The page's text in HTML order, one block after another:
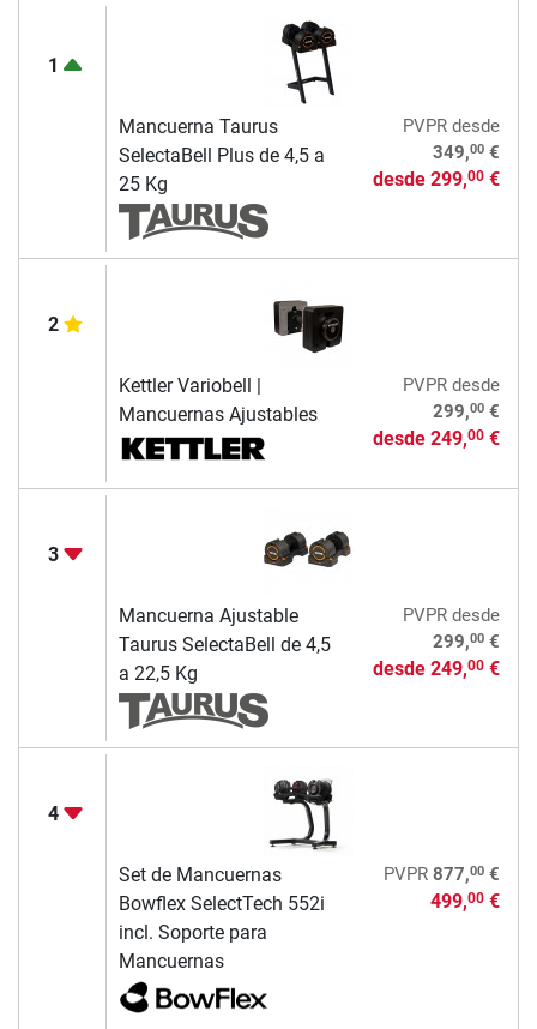
1
Mancuerna Taurus
SelectaBell Plus de 4,5 a
25 Kg
PVPRdesde
349,00€
desde 299,00€
2
Kettler Variobell |
Mancuernas Ajustables
PVPRdesde
299,00€
desde 249,00€
3
Mancuerna Ajustable
Taurus SelectaBell de 4,5
a 22,5 Kg
PVPRdesde
299,00€
desde 249,00€
4
Set de Mancuernas
Bowflex SelectTech 552i
incl. Soporte para
Mancuernas
PVPR 877,00€
499,00€